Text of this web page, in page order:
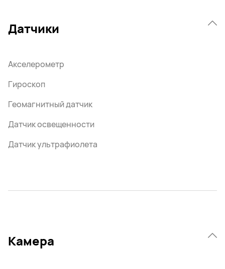
Датчики
Акселерометр
Гироскоп
Геомагнитный датчик
Датчик освещенности
Датчик ультрафиолета
Камера